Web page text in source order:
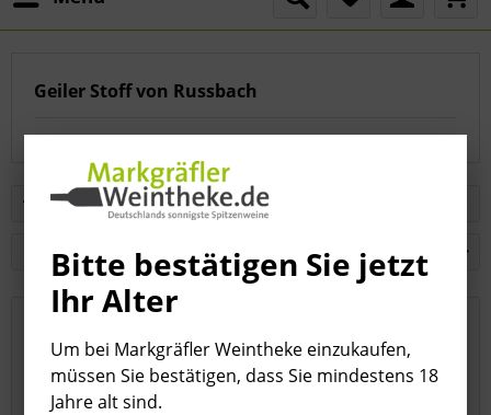
Geiler Stoff von Russbach
Filtern
Bitte bestätigen Sie jetzt
Ihr Alter
Um bei Markgräfler Weintheke einzukaufen,
müssen Sie bestätigen, dass Sie mindestens 18
Jahre alt sind.